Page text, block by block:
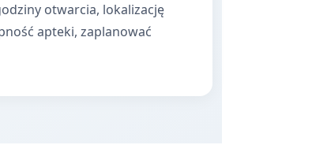
otwarcia, lokalizację
apteki, zaplanować